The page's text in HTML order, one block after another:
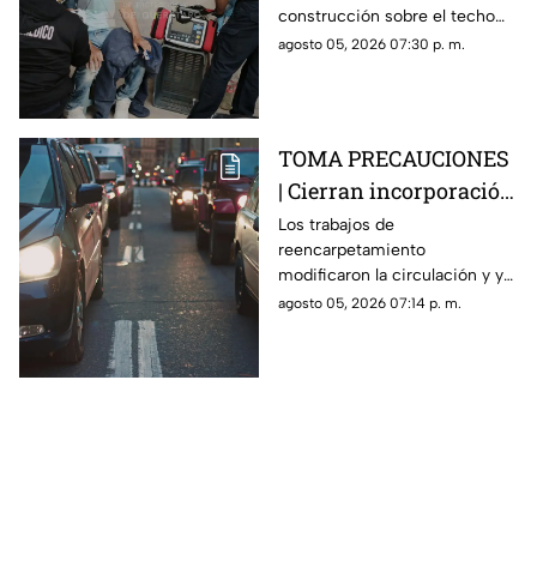
Buenavista
construcción sobre el techo
de una vivienda y tuvo que
agosto 05, 2026 07:30 p. m.
TOMA PRECAUCIONES
| Cierran incorporación
hacia la carretera 57;
esta es la zona afectada
Los trabajos de
reencarpetamiento
modificaron la circulación y ya
generan carga vehicular en el
agosto 05, 2026 07:14 p. m.